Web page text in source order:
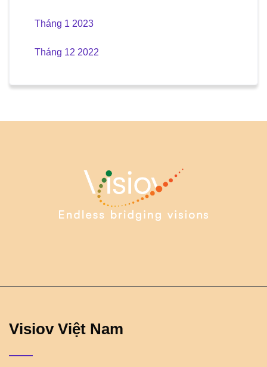
Tháng 1 2023
Tháng 12 2022
Visiov Việt Nam